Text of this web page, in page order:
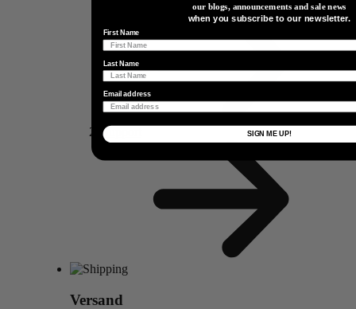
Support
Versand
our blogs, announcements and sale news
when you subscribe to our newsletter.
First Name
Last Name
Email address
SIGN ME UP!